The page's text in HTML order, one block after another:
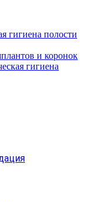
гигиена полости
и коронок
гигиена